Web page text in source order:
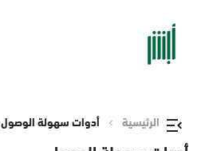
الرئيسية أدوات سهولة الوصول